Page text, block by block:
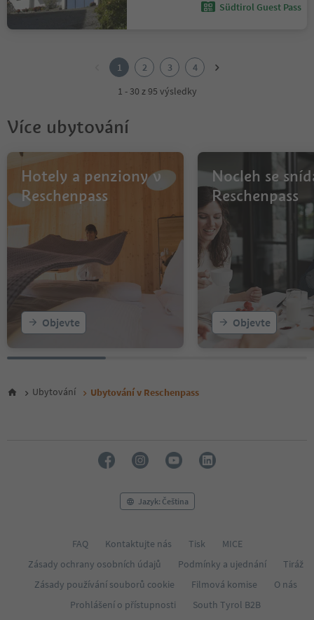
Südtirol Guest Pass
1 2 3
4
1 - 30 z 95 výsledky
Více ubytování
Hotely a penziony v
Reschenpass
Objevte
Nocleh se
Reschenpass
Objevte
Ubytování Ubytování v Reschenpass
Jazyk: Čeština
FAQ Kontaktujte nás Tisk
MICE
Zásady ochrany osobních údajů
Podmínky a ujednání
Tiráž
Zásady používání souborů cookie
Filmová komise
O nás
Prohlášení o přístupnosti
South Tyrol B2B